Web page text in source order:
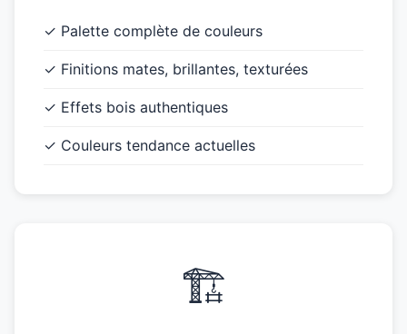
✓ Palette complète de couleurs
✓ Finitions mates, brillantes, texturées
✓ Effets bois authentiques
✓ Couleurs tendance actuelles
🏗️